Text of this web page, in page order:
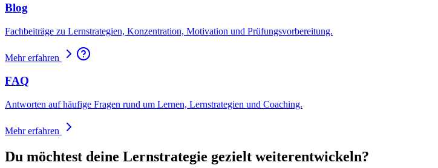
Blog
Fachbeiträge zu Lernstrategien, Konzentration, Motivation und Prüfungsvorbereitung.
Mehr erfahren
FAQ
Antworten auf häufige Fragen rund um Lernen, Lernstrategien und Coaching.
Mehr erfahren
Du möchtest deine Lernstrategie gezielt weiterentwickeln?